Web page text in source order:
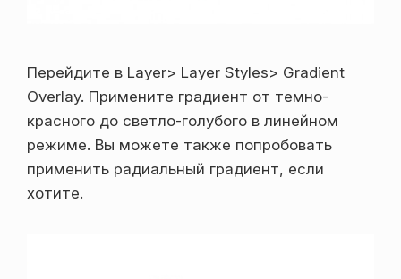
Перейдите в Layer> Layer Styles> Gradient
Overlay. Примените градиент от темно-
красного до светло-голубого в линейном
режиме. Вы можете также попробовать
применить радиальный градиент, если
хотите.